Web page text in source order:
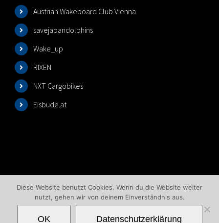
Austrian Wakeboard Club Vienna
savejapandolphins
Wake_up
RIXEN
NXT Cargobikes
Eisbude.at
©2025 Wakeboardlift Wien | All Rights Reserved |
Diese Website benutzt Cookies. Wenn du die Website weiter
nutzt, gehen wir von deinem Einverständnis aus.
OK Datenschutzerklärung